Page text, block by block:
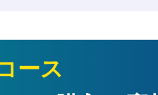
ース